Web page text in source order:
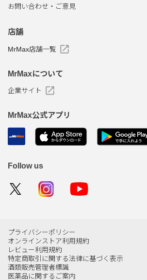
お問い合わせ・ご意見
店舗
MrMax店舗一覧
MrMaxについて
企業サイト
MrMax公式アプリ
Follow us
プライバシーポリシー
オンラインストア利用規約
レビュー利用規約
特定商取引に関する法律に基づく表示
酒類販売管理者標識
医薬品に関するご案内